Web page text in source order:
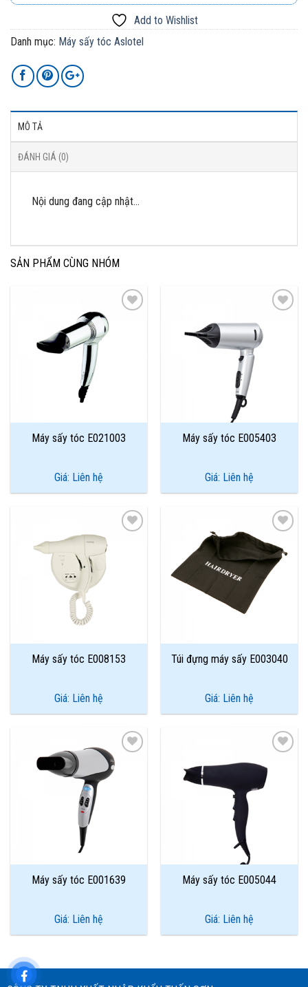
Add to Wishlist
Danh mục: Máy sấy tóc Aslotel
MÔ TẢ
ĐÁNH GIÁ (0)
Nội dung đang cập nhật…
SẢN PHẨM CÙNG NHÓM
Máy sấy tóc E021003
Giá: Liên hệ
Máy sấy tóc E005403
Giá: Liên hệ
Máy sấy tóc E008153
Giá: Liên hệ
Add to
Wishlist
Túi đựng máy sấy E003040
Giá: Liên hệ
Máy sấy tóc E001639
Giá: Liên hệ
Máy sấy tóc E005044
Giá: Liên hệ